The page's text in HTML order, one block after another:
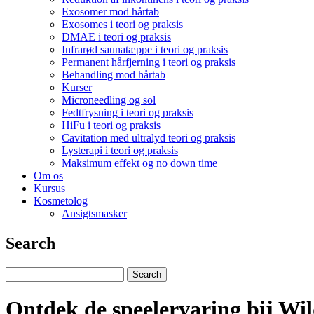
Exosomer mod hårtab
Exosomes i teori og praksis
DMAE i teori og praksis
Infrarød saunatæppe i teori og praksis
Permanent hårfjerning i teori og praksis
Behandling mod hårtab
Kurser
Microneedling og sol
Fedtfrysning i teori og praksis
HiFu i teori og praksis
Cavitation med ultralyd teori og praksis
Lysterapi i teori og praksis
Maksimum effekt og no down time
Om os
Kursus
Kosmetolog
Ansigtsmasker
Search